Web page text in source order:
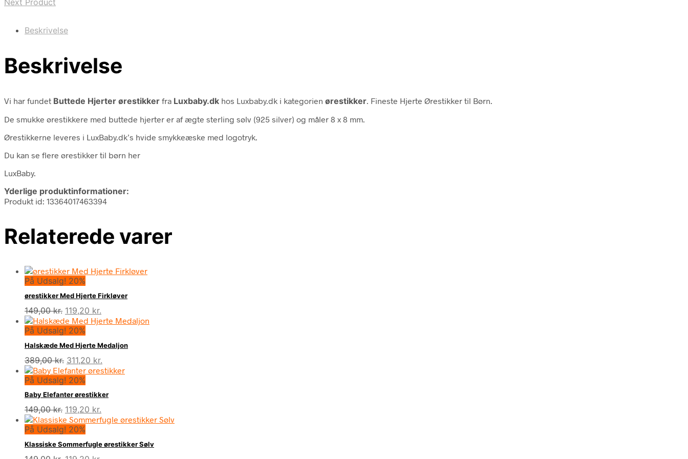
Beskrivelse
Beskrivelse
Vi har fundet Buttede Hjerter ørestikker fra Luxbaby.dk hos Luxbaby.dk i kategorien ørestikker . Fineste Hjerte Ørestikker til Børn.
De smukke ørestikkere med buttede hjerter er af ægte sterling sølv (925 silver) og måler 8 x 8 mm.
Ørestikkerne leveres i LuxBaby.dk’s hvide smykkeæske med logotryk.
Du kan se flere ørestikker til børn her
LuxBaby.
Yderlige produktinformationer:
Produkt id: 13364017463394
Relaterede varer
På Udsalg! 20%
ørestikker Med Hjerte Firkløver
149,00kr. Den
oprindelige
pris
var:
149,00 kr..
119,20 kr.
aktuelle
er:
119,20 kr..
På Udsalg! 20%
Halskæde Med Hjerte Medaljon
389,00kr. Den
oprindelige
pris
389,00 kr..
311,20 kr.
aktuelle
311,20 kr..
På Udsalg! 20%
Baby Elefanter ørestikker
149,00kr. Den
oprindelige
pris
149,00 kr..
119,20 kr.
aktuelle
119,20 kr..
På Udsalg! 20%
Klassiske Sommerfugle ørestikker Sølv